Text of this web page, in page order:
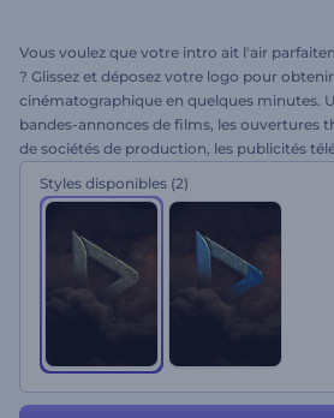
Vous voulez que votre intro ait l'air
? Glissez et déposez votre logo pour
cinématographique en quelques minutes.
bandes-annonces de films, les ouvertures
de sociétés de production, les publicités
éclatante. À vous d’essayer !
Styles disponibles (2)